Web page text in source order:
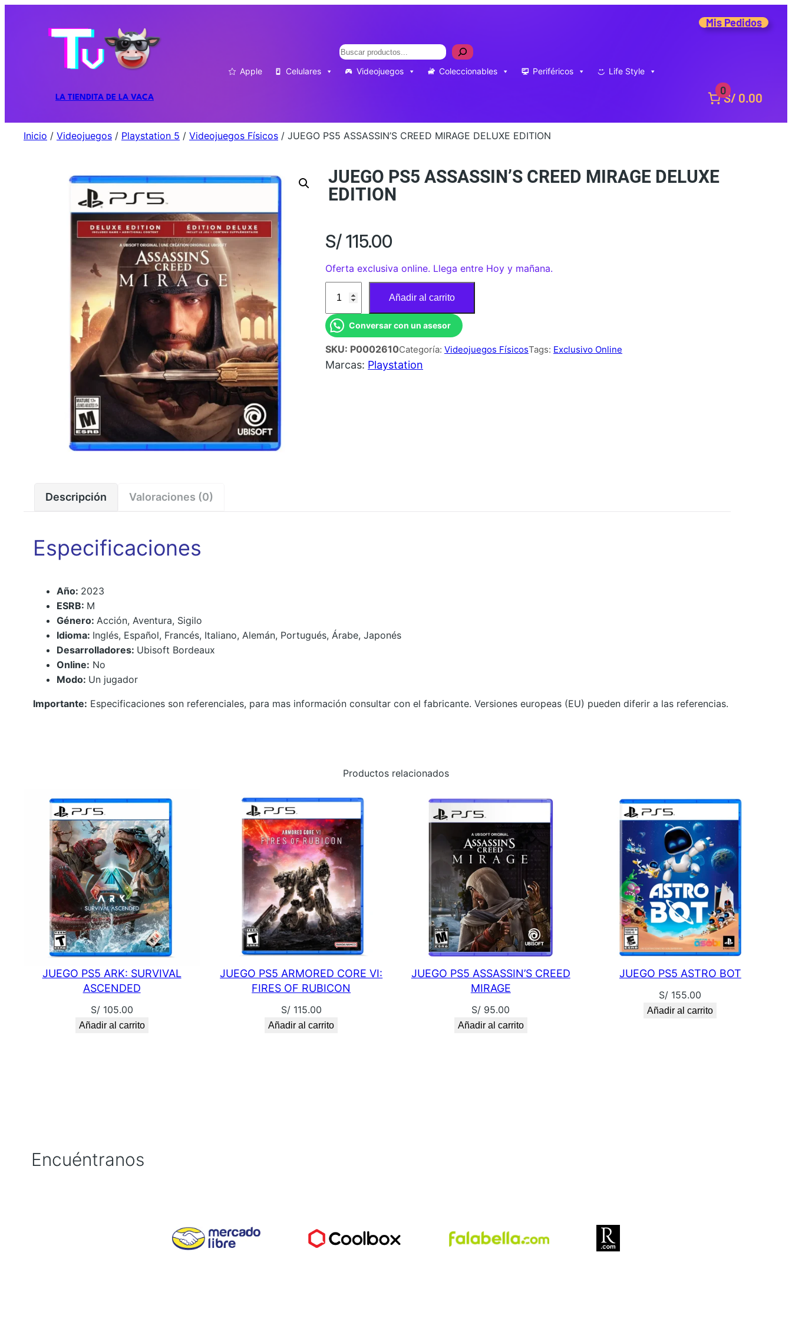
LA TIENDITA DE LA VACA
Buscar
Apple Celulares Videojuegos Coleccionables Periféricos Life Style
Mis Pedidos
0
S/ 0.00
Inicio / Videojuegos / Playstation 5 / Videojuegos Físicos / JUEGO PS5 ASSASSIN’S CREED MIRAGE DELUXE EDITION
JUEGO PS5 ASSASSIN’S CREED MIRAGE DELUXE
EDITION
S/115.00
Oferta exclusiva online. Llega entre Hoy y mañana.
E
G
O
P
E
R
L
U
X
E
E
D
I
T
I
O
N
c
t
Añadir al carrito
Conversar con un asesor
SKU: P0002610Categoría: Videojuegos FísicosTags: Exclusivo Online
Marcas: Playstation
Descripción Valoraciones (0)
Especificaciones
Año: 2023
ESRB: M
Género: Acción, Aventura, Sigilo
Idioma: Inglés, Español, Francés, Italiano, Alemán, Portugués, Árabe, Japonés
Desarrolladores: Ubisoft Bordeaux
Online: No
Modo: Un jugador
Importante: Especificaciones son referenciales, para mas información consultar con el fabricante. Versiones europeas (EU) pueden diferir a las referencias.
Productos relacionados
JUEGO PS5 ARK: SURVIVAL
ASCENDED
S/105.00
Añadir al carrito
JUEGO PS5 ARMORED CORE VI:
FIRES OF RUBICON
S/115.00
Añadir al carrito
JUEGO PS5 ASSASSIN’S CREED
MIRAGE
S/ 95.00
Añadir al carrito
JUEGO PS5 ASTRO BOT
S/ 155.00
Añadir al carrito
Encuéntranos